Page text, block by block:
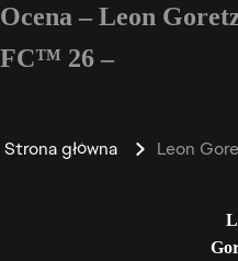
Wpisz co najmniej
Ocena – Leon
FC™ 26 –
Strona główna Leon